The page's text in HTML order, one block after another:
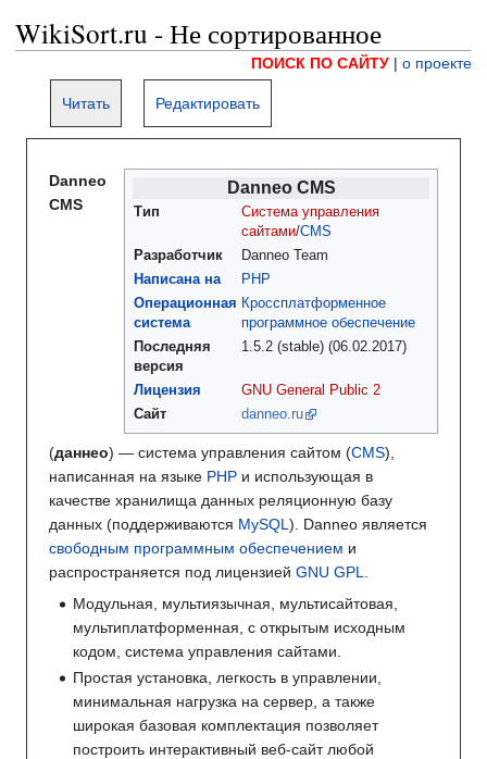
WikiSort.ru - Не сортированное
ПОИСК ПО САЙТУ | о проекте
Читать Редактировать
Danneo CMS
Тип
Система управления
сайтами/CMS
Разработчик
Danneo Team
Написана на
PHP
Операционная
система
Кроссплатформенное
программное обеспечение
Последняя
версия
1.5.2 (stable) (06.02.2017)
Лицензия
GNU General Public 2
Сайт
danneo.ru
Danneo
CMS
(даннео) — система управления сайтом (CMS),
написанная на языке PHP и использующая в
качестве хранилища данных реляционную базу
данных (поддерживаются MySQL). Danneo является
свободным программным обеспечением и
распространяется под лицензией GNU GPL.
Модульная, мультиязычная, мультисайтовая,
мультиплатформенная, с открытым исходным
кодом, система управления сайтами.
Простая установка, легкость в управлении,
минимальная нагрузка на сервер, а также
широкая базовая комплектация позволяет
построить интерактивный веб-сайт любой